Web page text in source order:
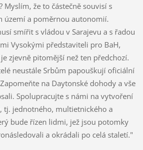
Myslím, že to částečně souvisí s
území a poměrnou autonomií.
smířit s vládou v Sarajevu a s řadou
Vysokými představiteli pro BaH,
zjevně pitomější než ten předchozí.
neustále Srbům papouškují oficiální
na Daytonské dohody a vše
Spolupracujte s námi na vytvoření
tj. jednotného, multietnického a
bude řízen lidmi, jež jsou potomky
a okrádali po celá staletí."